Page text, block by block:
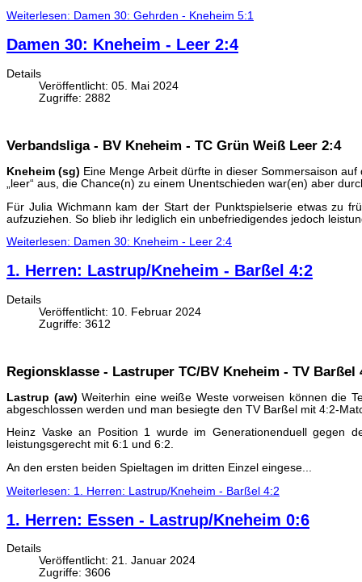
Weiterlesen: Damen 30: Gehrden - Kneheim 5:1
Damen 30: Kneheim - Leer 2:4
Details
Veröffentlicht: 05. Mai 2024
Zugriffe: 2882
Verbandsliga - BV Kneheim - TC Grün Weiß Leer 2:4
Kneheim (sg) Eine Menge Arbeit dürfte in dieser Sommersaison
„leer“ aus, die Chance(n) zu einem Unentschieden war(en) aber
Für Julia Wichmann kam der Start der Punktspielserie etwas zu
aufzuziehen. So blieb ihr lediglich ein unbefriedigendes jedoch
Weiterlesen: Damen 30: Kneheim - Leer 2:4
1. Herren: Lastrup/Kneheim - Barßel 4:2
Details
Veröffentlicht: 10. Februar 2024
Zugriffe: 3612
Regionsklasse - Lastruper TC/BV Kneheim - TV Barßel
Lastrup (aw) Weiterhin eine weiße Weste vorweisen können die
abgeschlossen werden und man besiegte den TV Barßel mit 4:2-
Heinz Vaske an Position 1 wurde im Generationenduell gegen
leistungsgerecht mit 6:1 und 6:2.
An den ersten beiden Spieltagen im dritten Einzel eingese...
Weiterlesen: 1. Herren: Lastrup/Kneheim - Barßel 4:2
1. Herren: Essen - Lastrup/Kneheim 0:6
Details
Veröffentlicht: 21. Januar 2024
Zugriffe: 3606